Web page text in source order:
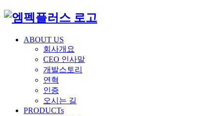
ABOUT US
회사개요
CEO 인사말
개발스토리
연혁
인증
오시는 길
PRODUCTs